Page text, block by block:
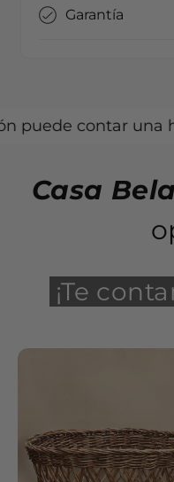
Garantía
contar una historia
Casa
¡Te